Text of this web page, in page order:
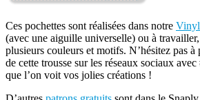
Ces pochettes sont réalisées dans notre
(avec une aiguille universelle) ou à
plusieurs couleurs et motifs. N’hésitez pas à
de cette trousse sur les réseaux sociaux
que l’on voit vos jolies créations !